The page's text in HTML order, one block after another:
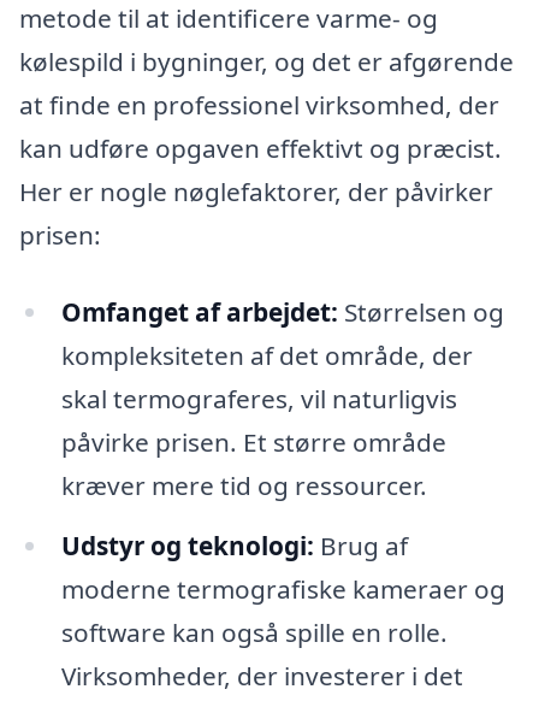
metode til at identificere varme- og
kølespild i bygninger, og det er afgørende
at finde en professionel virksomhed, der
kan udføre opgaven effektivt og præcist.
Her er nogle nøglefaktorer, der påvirker
prisen:
Omfanget af arbejdet: Størrelsen og
kompleksiteten af det område, der
skal termograferes, vil naturligvis
påvirke prisen. Et større område
kræver mere tid og ressourcer.
Udstyr og teknologi: Brug af
moderne termografiske kameraer og
software kan også spille en rolle.
Virksomheder, der investerer i det